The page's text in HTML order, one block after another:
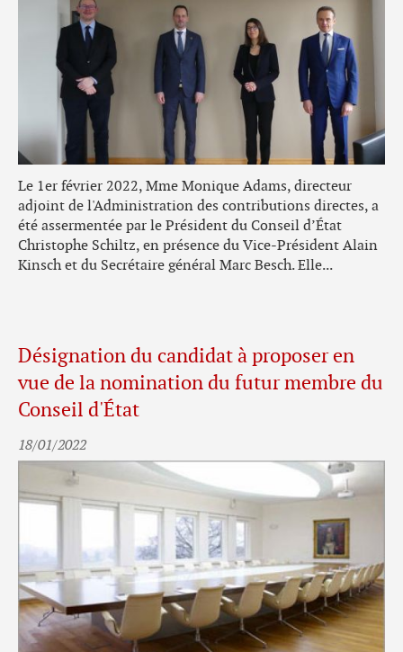
Le 1er février 2022, Mme Monique Adams, directeur
adjoint de l'Administration des contributions directes, a
été assermentée par le Président du Conseil d’État
Christophe Schiltz, en présence du Vice-Président Alain
Kinsch et du Secrétaire général Marc Besch. Elle...
Désignation du candidat à proposer en
vue de la nomination du futur membre du
Conseil d'État
18/01/2022